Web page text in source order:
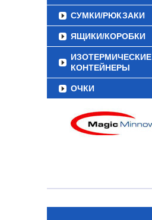
СУМКИ/РЮКЗАКИ
ЯЩИКИ/КОРОБКИ
ИЗОТЕРМИЧЕСКИЕ
КОНТЕЙНЕРЫ
ОЧКИ